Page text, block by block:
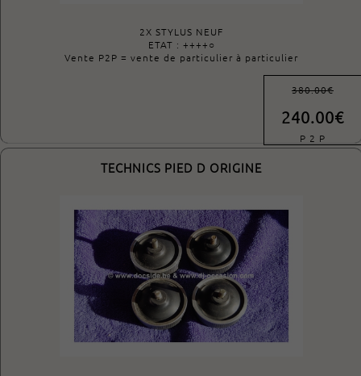
2X STYLUS NEUF
ETAT : ++++○
Vente P2P = vente de particulier à particulier
380.00€
240.00€
P 2 P
TECHNICS PIED D ORIGINE